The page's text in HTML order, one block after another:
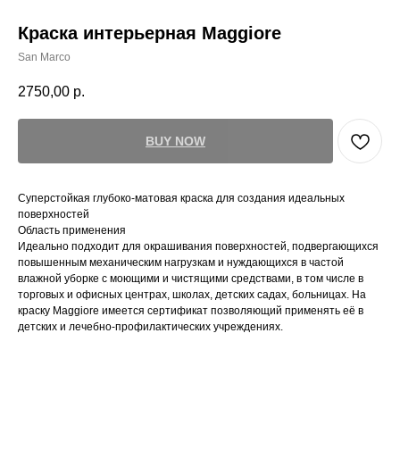
Краска интерьерная Maggiore
San Marco
2750,00 р.
BUY NOW
Суперстойкая глубоко-матовая краска для создания идеальных
поверхностей
Область применения
Идеально подходит для окрашивания поверхностей, подвергающихся
повышенным механическим нагрузкам и нуждающихся в частой
влажной уборке с моющими и чистящими средствами, в том числе в
торговых и офисных центрах, школах, детских садах, больницах. На
краску Maggiore имеется сертификат позволяющий применять её в
детских и лечебно-профилактических учреждениях.